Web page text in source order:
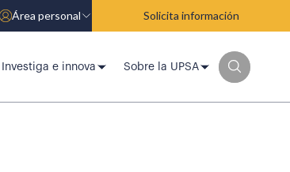
Área personal Solicita información
Investiga e innova Sobre la UPSA